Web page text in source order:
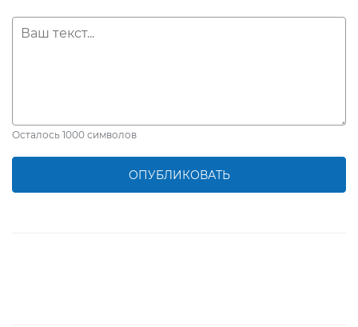
Осталось 1000 символов
ОПУБЛИКОВАТЬ